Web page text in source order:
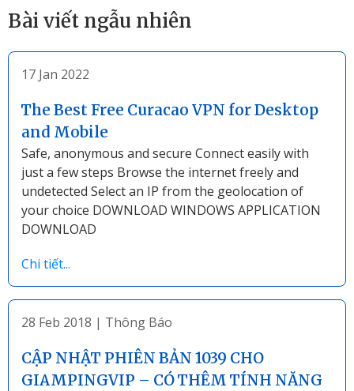
Bài viết ngẫu nhiên
17 Jan 2022
The Best Free Curacao VPN for Desktop
and Mobile
Safe, anonymous and secure Connect easily with
just a few steps Browse the internet freely and
undetected Select an IP from the geolocation of
your choice DOWNLOAD WINDOWS APPLICATION
DOWNLOAD
Chi tiết...
28 Feb 2018 | Thông Báo
CẬP NHẬT PHIÊN BẢN 1039 CHO
GIAMPINGVIP – CÓ THÊM TÍNH NĂNG